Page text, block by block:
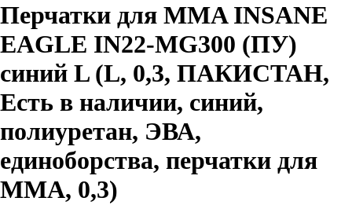
Перчатки для MMA INSANE
EAGLE IN22-MG300 (ПУ)
синий L (L, 0,3, ПАКИСТАН,
Есть в наличии, синий,
полиуретан, ЭВА,
единоборства, перчатки для
MMA, 0,3)